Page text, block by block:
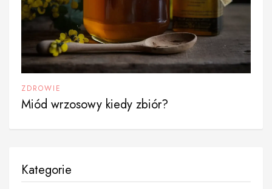
ZDROWIE
Miód wrzosowy kiedy zbiór?
Kategorie